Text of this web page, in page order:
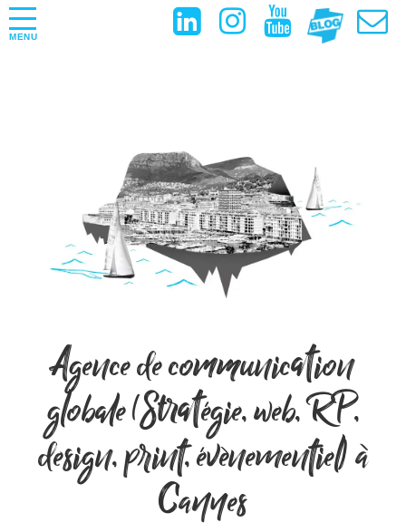
MENU
Agence de communication
globale (Stratégie, web, RP,
design, print, évènementiel) à
Cannes